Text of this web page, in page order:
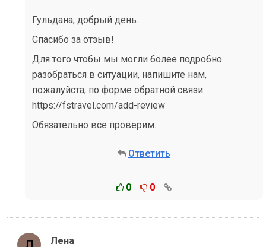
Гульдана, добрый день.
Спасибо за отзыв!
Для того чтобы мы могли более подробно
разобраться в ситуации, напишите нам,
пожалуйста, по форме обратной связи
https://fstravel.com/add-review
Обязательно все проверим.
Ответить
0 0
Лена